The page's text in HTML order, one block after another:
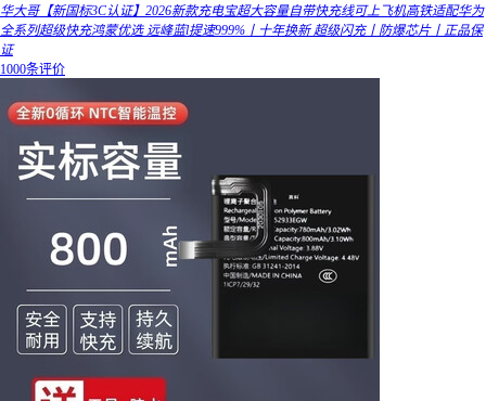
华大哥【新国标3C认证】2026新款充电宝超大容量自带快充线可上飞机高铁适配华为
全系列超级快充鸿蒙优选 远峰蓝l提速999%丨十年换新 超级闪充丨防爆芯片丨正品保
证
1000条评价